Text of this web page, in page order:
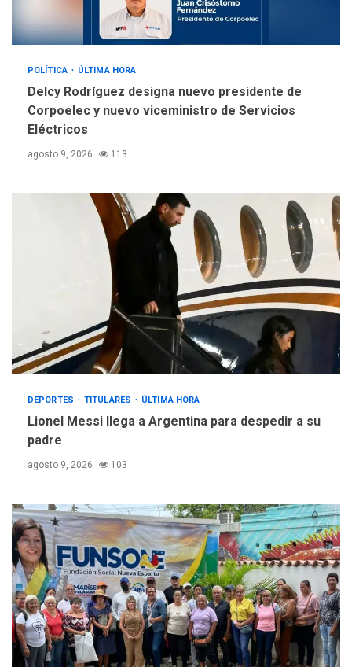
POLÍTICA ÚLTIMA HORA
Delcy Rodríguez designa nuevo presidente de
Corpoelec y nuevo viceministro de Servicios
Eléctricos
agosto 9, 2026 113
DEPORTES TITULARES ÚLTIMA HORA
Lionel Messi llega a Argentina para despedir a su
padre
agosto 9, 2026 103